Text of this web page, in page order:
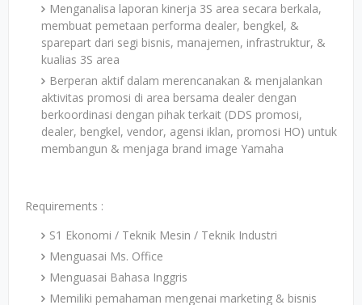
Menganalisa laporan kinerja 3S area secara berkala,
membuat pemetaan performa dealer, bengkel, &
sparepart dari segi bisnis, manajemen, infrastruktur, &
kualias 3S area
Berperan aktif dalam merencanakan & menjalankan
aktivitas promosi di area bersama dealer dengan
berkoordinasi dengan pihak terkait (DDS promosi,
dealer, bengkel, vendor, agensi iklan, promosi HO) untuk
membangun & menjaga brand image Yamaha
Requirements :
S1 Ekonomi / Teknik Mesin / Teknik Industri
Menguasai Ms. Office
Menguasai Bahasa Inggris
Memiliki pemahaman mengenai marketing & bisnis